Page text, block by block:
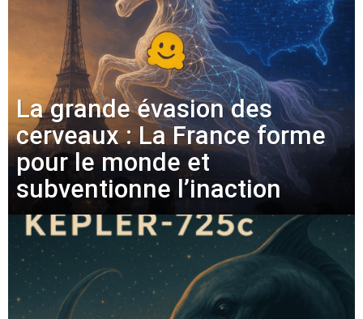
La grande évasion des
cerveaux : La France forme
pour le monde et
subventionne l’inaction